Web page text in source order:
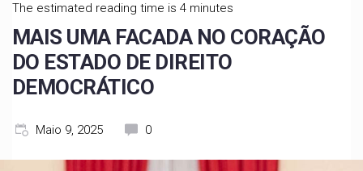
The estimated reading time is 4 minutes
MAIS UMA FACADA NO CORAÇÃO
DO ESTADO DE DIREITO
DEMOCRÁTICO
Maio 9, 2025 0